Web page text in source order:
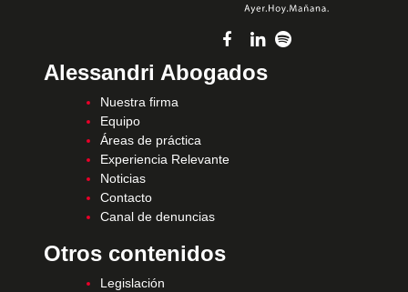
Alessandri Abogados
Nuestra firma
Equipo
Áreas de práctica
Experiencia Relevante
Noticias
Contacto
Canal de denuncias
Otros contenidos
Legislación